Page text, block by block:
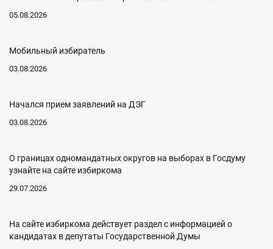
05.08.2026
Мобильный избиратель
03.08.2026
Начался прием заявлений на ДЭГ
03.08.2026
О границах одномандатных округов на выборах в Госдуму
узнайте на сайте избиркома
29.07.2026
На сайте избиркома действует раздел с информацией о
кандидатах в депутаты Государственной Думы